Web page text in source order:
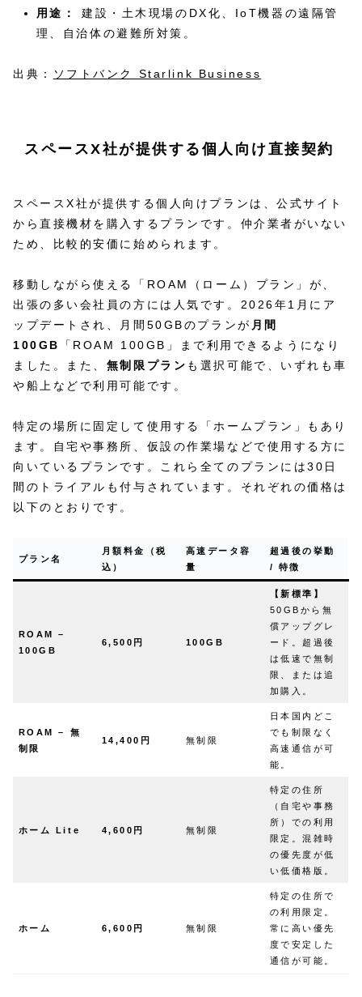
用途：
建設・土木現場のDX化、IoT機器の遠隔管
理、自治体の避難所対策。
出典： ソフトバンク Starlink Business
スペースX社が提供する個人向け直接契約
スペースX社が提供する個人向けプランは、公式サイト
から直接機材を購入するプランです。仲介業者がいない
ため、比較的安価に始められます。
移動しながら使える「ROAM（ローム）プラン」が、
出張の多い会社員の方には人気です。2026年1月にア
ップデートされ、月間50GBのプランが 月間
100GB
「ROAM 100GB」まで利用できるようになり
ました。また、 無制限プラン も選択可能で、いずれも車
や船上などで利用可能です。
特定の場所に固定して使用する「ホームプラン」もあり
ます。自宅や事務所、仮設の作業場などで使用する方に
向いているプランです。これら全てのプランには30日
間のトライアルも付与されています。それぞれの価格は
以下のとおりです。
プラン名
月額料金（税
込）
高速データ容
量
超過後の挙動
/ 特徴
ROAM –
100GB
6,500円 100GB
【新標準】
50GBから無
償アップグレ
ード。超過後
は低速で無制
限、または追
加購入。
ROAM – 無
制限
14,400円 無制限
日本国内どこ
でも制限なく
高速通信が可
能。
ホーム Lite 4,600円 無制限
特定の住所
（自宅や事務
所）での利用
限定。混雑時
の優先度が低
い低価格版。
ホーム 6,600円 無制限
特定の住所で
の利用限定。
常に高い優先
度で安定した
通信が可能。